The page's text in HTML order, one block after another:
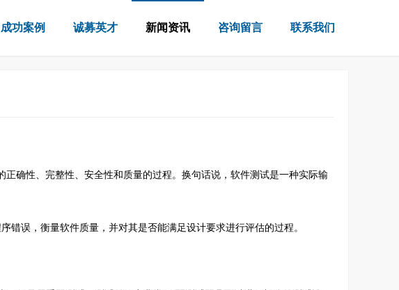
成功案例 诚募英才 新闻资讯 咨询留言 联系我们
确性、完整性、安全性和质量的过程。换句话说，软件测试是一种实际输
误，衡量软件质量，并对其是否能满足设计要求进行评估的过程。